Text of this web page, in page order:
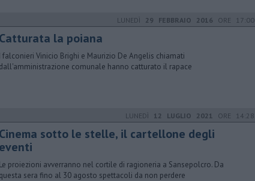
LUNEDÌ 29 FEBBRAIO 2016 ORE 17:00
Catturata la poiana
I falconieri Vinicio Brighi e Maurizio De Angelis chiamati
dall'amministrazione comunale hanno catturato il rapace
LUNEDÌ 12 LUGLIO 2021 ORE 14:28
Cinema sotto le stelle, il cartellone degli
eventi
Le proiezioni avverranno nel cortile di ragioneria a Sansepolcro. Da
questa sera fino al 30 agosto spettacoli da non perdere